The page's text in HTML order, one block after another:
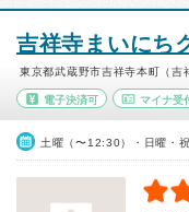
吉祥寺まいにち
東京都武蔵野市吉祥寺本町（吉
電子決済可 マイナ受
土曜（〜12:30）・日曜・祝